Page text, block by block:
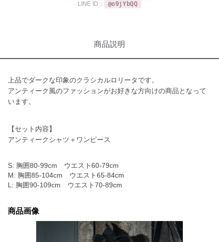
LINE ID： @o9jYbQQ
商品説明
上品でダークな印象のクラシカルロリータです。
アンティーク風のファッションがお好きな方向けの商品となって
います。
【セット内容】
アンティークシャツ＋ワンピース
S: 胸囲80-99cm ウエスト60-79cm
M: 胸囲85-104cm ウエスト65-84cm
L: 胸囲90-109cm ウエスト70-89cm
商品画像